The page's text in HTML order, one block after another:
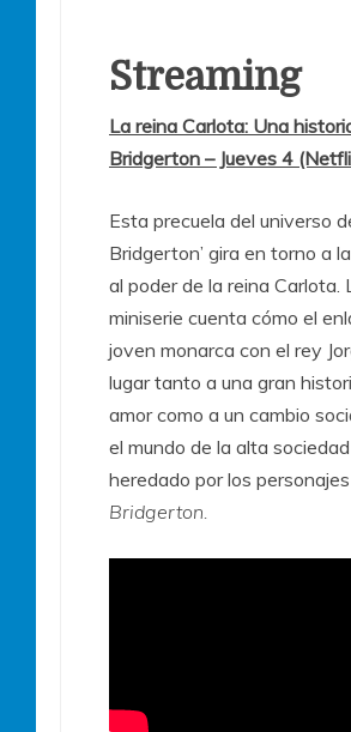
Streaming
La reina Carlota: Una
Bridgerton – Jueves 4
Esta precuela del universo
Bridgerton’ gira en torno a
al poder de la reina Carlota.
miniserie cuenta cómo el
joven monarca con el rey
lugar tanto a una gran
amor como a un cambio
el mundo de la alta sociedad
heredado por los
Bridgerton.